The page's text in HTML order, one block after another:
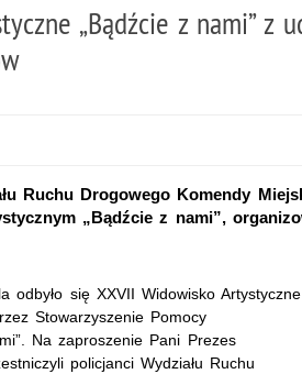
„Bądźcie z nami” z
Ruchu Drogowego Komendy
„Bądźcie z nami”,
odbyło się XXVII Widowisko Artystyczne
Stowarzyszenie Pomocy
Na zaproszenie Pani Prezes
policjanci Wydziału Ruchu